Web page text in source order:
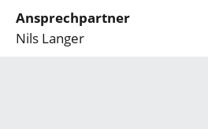
Ansprechpartner
Nils Langer